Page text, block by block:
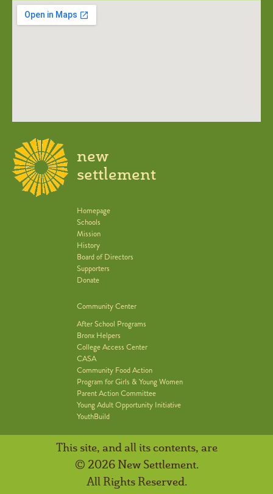
new
settlement
Homepage
Schools
Mission
History
Board of Directors
Supporters
Donate
Community Center
After School Programs
Bronx Helpers
College Access Center
CASA
Community Food Action
Program for Girls & Young Women
Parent Action Committee
Young Adult Opportunity Initiative
YouthBuild
This site, and all its contents, are
© 2026 New Settlement.
All Rights Reserved.